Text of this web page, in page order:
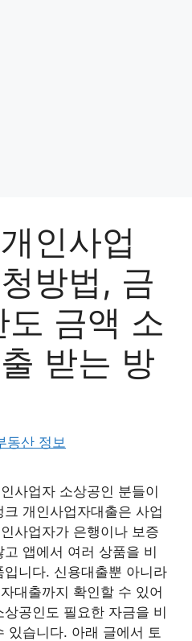
인사업
방법, 금
금액 소
받는 방
동산 정보
사업자 소상공인 분들이
개인사업자대출은 사업
사업자가 은행이나 보증
앱에서 여러 상품을 비
니다. 신용대출뿐 아니라
대출까지 확인할 수 있어
공인도 필요한 자금을 비
있습니다. 아래 글에서 토